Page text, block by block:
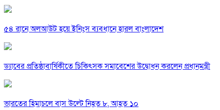
৫৪ রানে অলআউট হয়ে ইনিংস ব্যবধানে হারল বাংলাদেশ
ড্যাবের প্রতিষ্ঠাবার্ষিকীতে চিকিৎসক সমাবেশের উদ্বোধন করলেন প্রধানমন্ত্রী
ভারতের হিমাচলে বাস উল্টে নিহত ৮, আহত ১০